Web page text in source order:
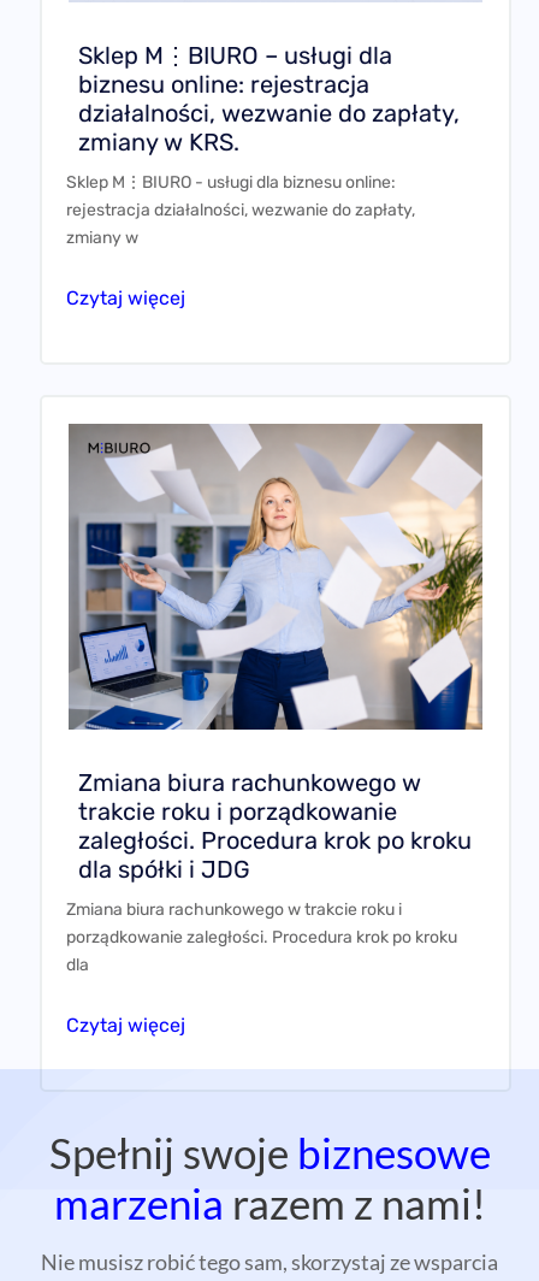
rejestracja działalności, wezwanie do zapłaty,
zmiany w
Czytaj więcej
Zmiana biura rachunkowego w
trakcie roku i porządkowanie
zaległości. Procedura krok po kroku
dla spółki i JDG
porządkowanie zaległości. Procedura krok po kroku
dla
Czytaj więcej
marzenia
wyjaśnić wszystkie wątpliwości i pomóc na każdym
etapie rozwoju Twojego biznesu.